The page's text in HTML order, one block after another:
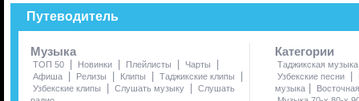
Путеводитель
Музыка
ТОП 50 | Новинки | Плейлисты | Чарты |
Афиша | Релизы | Клипы | Таджикские клипы |
Узбекские клипы | Слушать музыку | Слушать
Категории
Таджикская музыка
Узбекские песни
|
музыка |